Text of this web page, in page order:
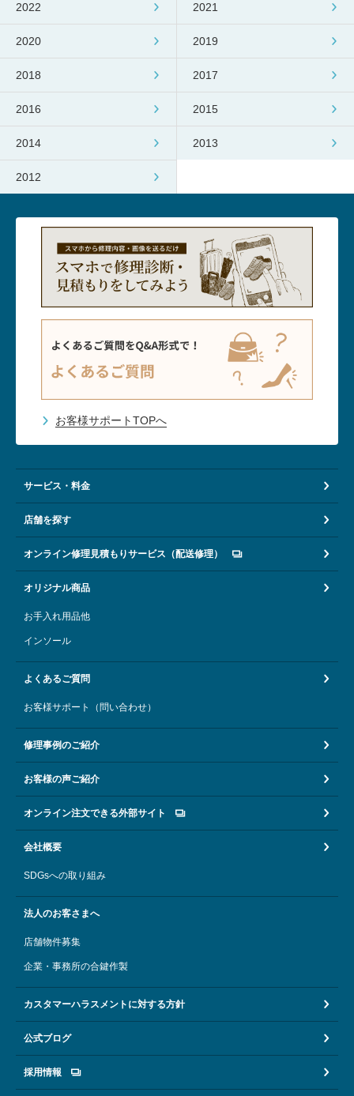
2022 2021
2020 2019
2018 2017
2016 2015
2014 2013
2012
お客様サポートTOPへ
サービス・料金
店舗を探す
オンライン修理見積もりサービス（配送修理）
オリジナル商品
お手入れ用品他
インソール
よくあるご質問
お客様サポート（問い合わせ）
修理事例のご紹介
お客様の声ご紹介
オンライン注文できる外部サイト
会社概要
SDGsへの取り組み
法人のお客さまへ
店舗物件募集
企業・事務所の合鍵作製
カスタマーハラスメントに対する方針
公式ブログ
採用情報